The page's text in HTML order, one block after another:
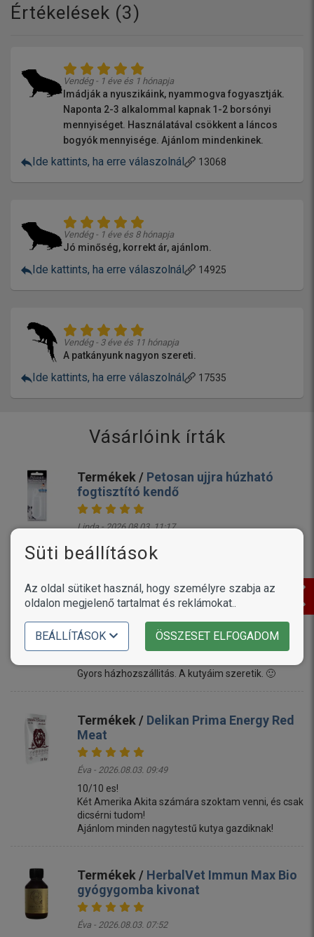
Értékelések (3)
Vendég - 1 éve és 1 hónapja
Imádják a nyuszikáink, nyammogva fogyasztják.
Naponta 2-3 alkalommal kapnak 1-2 borsónyi
mennyiséget. Használatával csökkent a láncos
bogyók mennyisége. Ajánlom mindenkinek.
Ide kattints, ha erre válaszolnál 13068
Vendég - 1 éve és 8 hónapja
Jó minőség, korrekt ár, ajánlom.
Ide kattints, ha erre válaszolnál 14925
Vendég - 3 éve és 11 hónapja
A patkányunk nagyon szereti.
Ide kattints, ha erre válaszolnál 17535
Vásárlóink írták
Termékek / Petosan ujjra húzható
fogtisztító kendő
Linda - 2026.08.03. 11:17
Mi a termékkel megvagyunk elégedve ,a kutyum is
állja ....örülök ,hogy rátaláltam ☺️
Termékek /Alice Adult Active Pork &
Spinach
Gyors házhozszállitás. A kutyáim szeretik. 🙂
Termékek / Delikan Prima Energy Red
Meat
Éva - 2026.08.03. 09:49
10/10 es!
Két Amerika Akita számára szoktam venni, és csak
dicsérni tudom!
Ajánlom minden nagytestű kutya gazdiknak!
Termékek / HerbalVet Immun Max Bio
gyógygomba kivonat
Éva - 2026.08.03. 07:52
Süti beállítások
Az oldal sütiket használ, hogy személyre szabja az
oldalon megjelenő tartalmat és reklámokat..
BEÁLLÍTÁSOK ÖSSZESET ELFOGADOM